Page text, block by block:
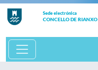
Sede electrónica
CONCELLO DE RIANXO